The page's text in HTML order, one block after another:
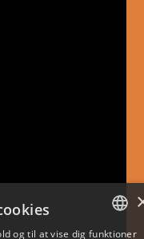
og til at vise dig funktioner